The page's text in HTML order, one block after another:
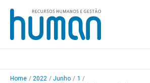
Skip
content
Home 2022 Junho
1